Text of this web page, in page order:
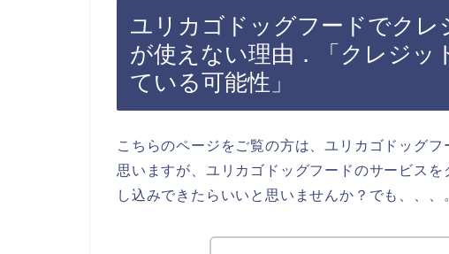
ユリカゴドッグフードでクレ
が使えない理由．「クレジッ
ている可能性」
こちらのページをご覧の方は、ユリカゴドッグ
思いますが、ユリカゴドッグフードのサービス
し込みできたらいいと思いませんか？でも、、、